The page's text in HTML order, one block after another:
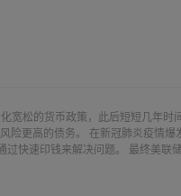
宽松的货币政策，此后短短几年时
险更高的债务。 在新冠肺炎疫情
快速印钱来解决问题。 最终美联
联储，透过一位试图警告众人的